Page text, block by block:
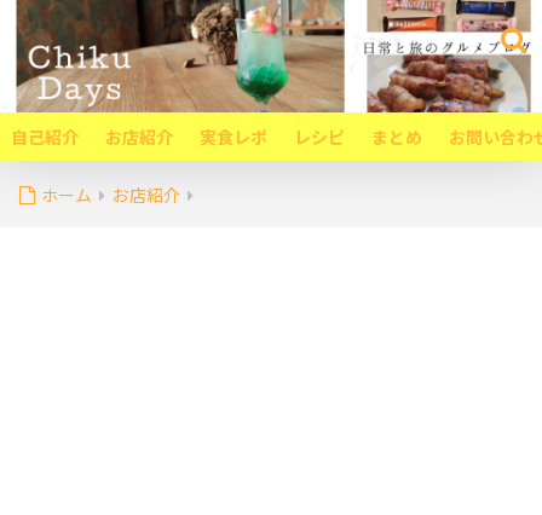
自己紹介 お店紹介 実食レポ レシピ まとめ お問い合わ
ホーム お店紹介